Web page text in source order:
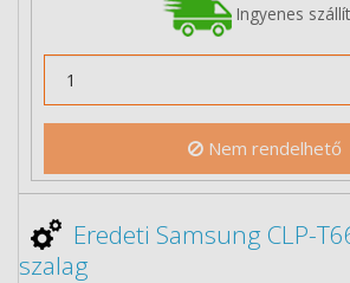
Ingyenes
Nem rendelhető
Eredeti Samsung CLP-
szalag